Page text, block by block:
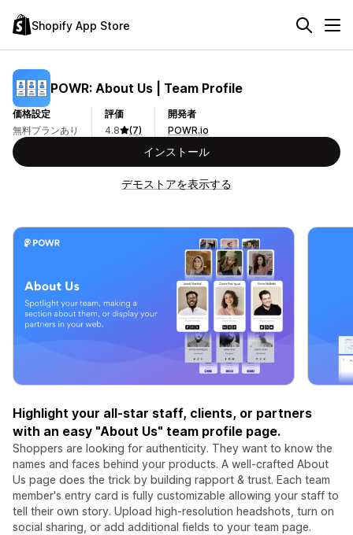
Shopify App Store
POWR: About Us | Team Profile
価格設定
無料プランあり
評価
4.8
(7)
開発者
POWR.io
インストール
デモストアを表示する
Highlight your all-star staff, clients, or partners
with an easy "About Us" team profile page.
Shoppers are looking for authenticity. They want to know the
names and faces behind your products. A well-crafted About
Us page does the trick by building rapport & trust. Each team
member's entry card is fully customizable allowing your staff to
tell their own story. Upload high-resolution headshots, turn on
social sharing, or add additional fields to your team page.